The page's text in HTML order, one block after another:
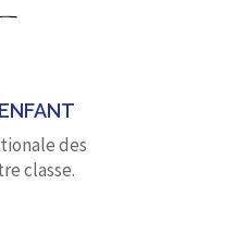
des
classe.